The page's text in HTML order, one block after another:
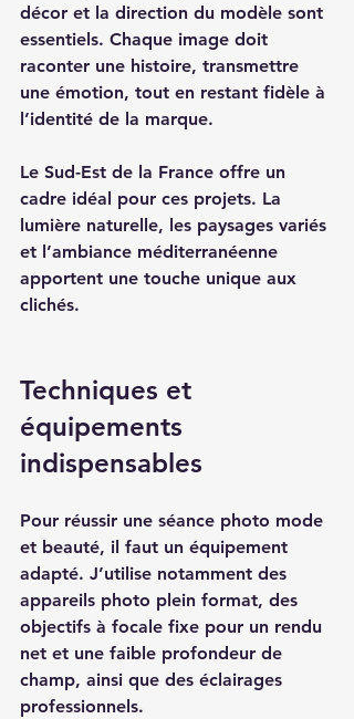
décor et la direction du modèle sont
essentiels. Chaque image doit
raconter une histoire, transmettre
une émotion, tout en restant fidèle à
l’identité de la marque.
Le Sud-Est de la France offre un
cadre idéal pour ces projets. La
lumière naturelle, les paysages variés
et l’ambiance méditerranéenne
apportent une touche unique aux
clichés.
Techniques et
équipements
indispensables
Pour réussir une séance photo mode
et beauté, il faut un équipement
adapté. J’utilise notamment des
appareils photo plein format, des
objectifs à focale fixe pour un rendu
net et une faible profondeur de
champ, ainsi que des éclairages
professionnels.